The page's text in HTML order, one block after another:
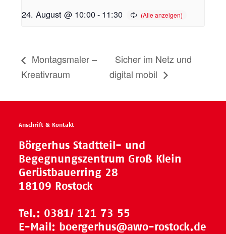
24. August @ 10:00- 11:30
Montagsmaler –
Kreativraum
Sicher im Netz und
digital mobil
Anschrift & Kontakt
Börgerhus Stadtteil- und
Begegnungszentrum Groß Klein
Gerüstbauerring 28
18109 Rostock
Tel.: 0381/ 121 73 55
E-Mail: boergerhus@awo-rostock.de